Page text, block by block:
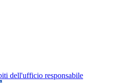
dell'ufficio responsabile